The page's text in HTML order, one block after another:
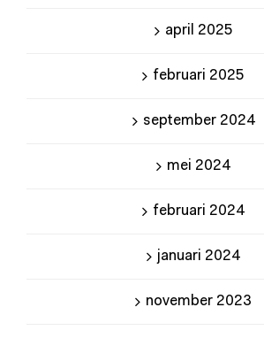
april 2025
februari 2025
september 2024
mei 2024
februari 2024
januari 2024
november 2023